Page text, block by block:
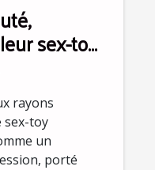
sex-toy
les
rayons
sex-toy
un
porté